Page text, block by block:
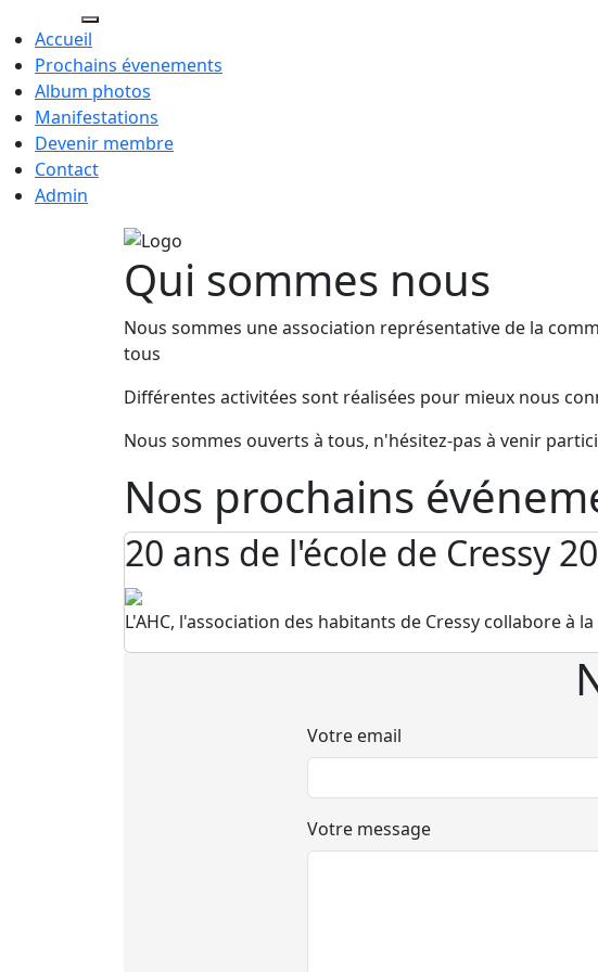
Accueil
Prochains évenements
Album photos
Manifestations
Devenir membre
Contact
Admin
Qui sommes nous
Nous sommes une association représentative de la
tous
Différentes activitées sont réalisées pour mieux nous
Nous sommes ouverts à tous, n'hésitez-pas à venir
Nos prochains
20 ans de l'école de Cressy
L'AHC, l'association des habitants de Cressy collabore à
Votre email
Votre message